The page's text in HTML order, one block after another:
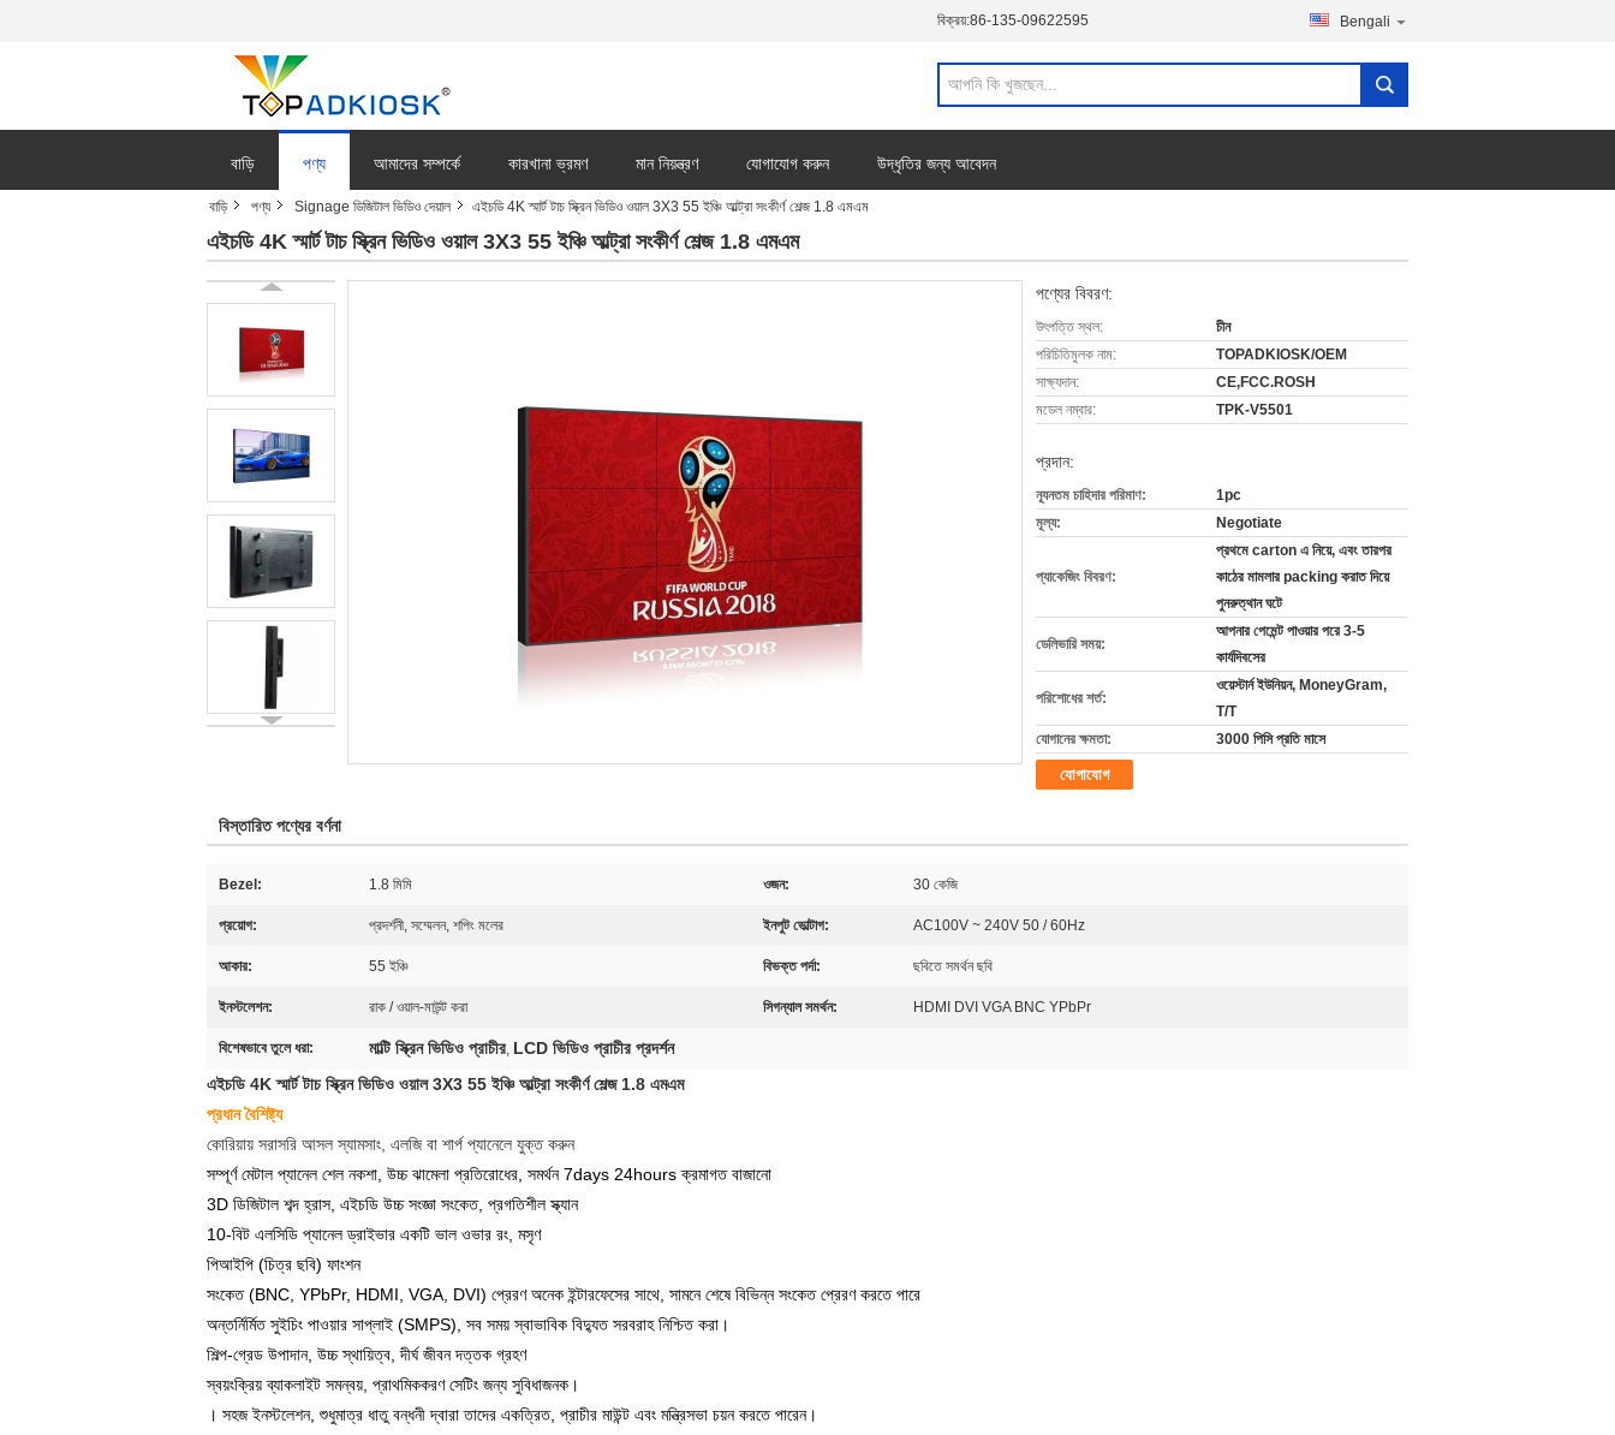
বিক্রয়:86-135-09622595 Bengali
বাড়ি পণ্য আমাদের সম্পর্কে কারখানা ভ্রমণ মান নিয়ন্ত্রণ যোগাযোগ করুন উদ্ধৃতির জন্য আবেদন
বাড়ি পণ্য Signage ডিজিটাল ভিডিও দেয়াল এইচডি 4K স্মার্ট টাচ স্ক্রিন ভিডিও ওয়াল 3X3 55 ইঞ্চি আল্ট্রা সংকীর্ণ শেল্জ 1.8 এমএম
এইচডি 4K স্মার্ট টাচ স্ক্রিন ভিডিও ওয়াল 3X3 55 ইঞ্চি আল্ট্রা সংকীর্ণ শেল্জ 1.8 এমএম
পণ্যের বিবরণ:
উৎপত্তি স্থল:
চীন
পরিচিতিমুলক নাম:
TOPADKIOSK/OEM
সাক্ষ্যদান:
CE,FCC.ROSH
মডেল নম্বার:
TPK-V5501
প্রদান:
ন্যূনতম চাহিদার পরিমাণ:
1pc
মূল্য:
Negotiate
প্যাকেজিং বিবরণ:
প্রথমে carton এ নিয়ে, এবং তারপর
কাঠের মামলার packing করাত দিয়ে
পুনরুত্থান ঘটে
ডেলিভারি সময়:
আপনার পেমেন্ট পাওয়ার পরে 3-5
কার্যদিবসের
পরিশোধের শর্ত:
ওয়েস্টার্ন ইউনিয়ন, MoneyGram,
T/T
যোগানের ক্ষমতা:
3000 পিসি প্রতি মাসে
যোগাযোগ
বিস্তারিত পণ্যের বর্ণনা
Bezel: 1.8 মিমি ওজন: 30 কেজি
প্রয়োগ: প্রদর্শনী, সম্মেলন, শপিং মলের ইনপুট ভোল্টাগ: AC100V ~ 240V 50 / 60Hz
আকার: 55 ইঞ্চি বিভক্ত পর্দা: ছবিতে সমর্থন ছবি
ইনস্টলেশন: রাক / ওয়াল-মাউন্ট করা সিগন্যাল সমর্থন: HDMI DVI VGA BNC YPbPr
বিশেষভাবে তুলে ধরা: মাল্টি স্ক্রিন ভিডিও প্রাচীর, LCD ভিডিও প্রাচীর প্রদর্শন
এইচডি 4K স্মার্ট টাচ স্ক্রিন ভিডিও ওয়াল 3X3 55 ইঞ্চি আল্ট্রা সংকীর্ণ শেল্জ 1.8 এমএম
প্রধান বৈশিষ্ট্য
কোরিয়ায় সরাসরি আসল স্যামসাং, এলজি বা শার্প প্যানেলে যুক্ত করুন
সম্পূর্ণ মেটাল প্যানেল শেল নকশা, উচ্চ ঝামেলা প্রতিরোধের, সমর্থন 7days 24hours ক্রমাগত বাজানো
3D ডিজিটাল শব্দ হ্রাস, এইচডি উচ্চ সংজ্ঞা সংকেত, প্রগতিশীল স্ক্যান
10-বিট এলসিডি প্যানেল ড্রাইভার একটি ভাল ওভার রং, মসৃণ
পিআইপি (চিত্র ছবি) ফাংশন
সংকেত (BNC, YPbPr, HDMI, VGA, DVI) প্রেরণ অনেক ইন্টারফেসের সাথে, সামনে শেষে বিভিন্ন সংকেত প্রেরণ করতে পারে
অন্তর্নির্মিত সুইচিং পাওয়ার সাপ্লাই (SMPS), সব সময় স্বাভাবিক বিদ্যুত সরবরাহ নিশ্চিত করা।
শিল্প-গ্রেড উপাদান, উচ্চ স্থায়িত্ব, দীর্ঘ জীবন দত্তক গ্রহণ
স্বয়ংক্রিয় ব্যাকলাইট সমন্বয়, প্রাথমিককরণ সেটিং জন্য সুবিধাজনক।
। সহজ ইনস্টলেশন, শুধুমাত্র ধাতু বন্ধনী দ্বারা তাদের একত্রিত, প্রাচীর মাউন্ট এবং মন্ত্রিসভা চয়ন করতে পারেন।